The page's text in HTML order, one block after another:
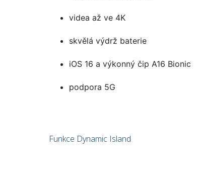
videa až ve 4K
skvělá výdrž baterie
iOS 16 a výkonný čip A16 Bionic
podpora 5G
Funkce Dynamic Island